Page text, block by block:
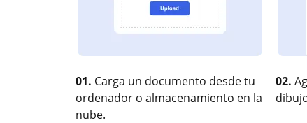
01. Carga un documento desde tu
ordenador o almacenamiento en la
nube.
02.